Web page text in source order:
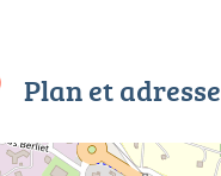
Plan et adresse